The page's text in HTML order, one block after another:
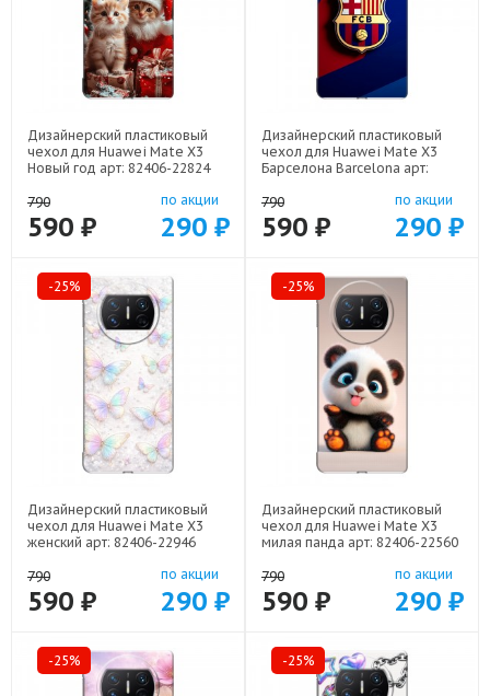
Дизайнерский пластиковый
чехол для Huawei Mate X3
Новый год арт: 82406-22824
790
590 ₽
по акции
290 ₽
Дизайнерский пластиковый
чехол для Huawei Mate X3
Барселона Barcelona арт:
790
590 ₽
по акции
290 ₽
-25%
Дизайнерский пластиковый
чехол для Huawei Mate X3
женский арт: 82406-22946
790
590 ₽
по акции
290 ₽
-25%
Дизайнерский пластиковый
чехол для Huawei Mate X3
милая панда арт: 82406-22560
790
590 ₽
по акции
290 ₽
-25% -25%